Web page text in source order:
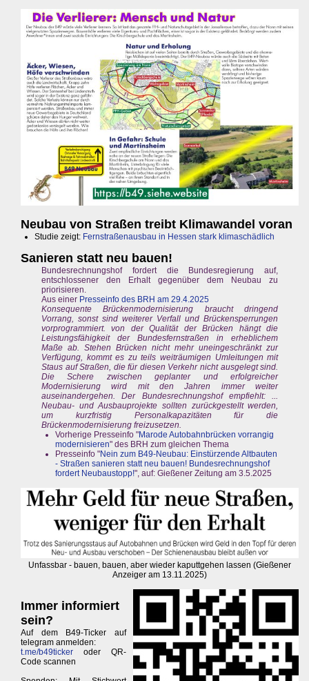
Neubau von Straßen treibt Klimawandel voran
Studie zeigt: Fernstraßenausbau in Hessen stark klimaschädlich
Sanieren statt neu bauen!
Bundesrechnungshof fordert die Bundesregierung auf,
entschlossener den Erhalt gegenüber dem Neubau zu
priorisieren.
Aus einer Presseinfo des BRH am 29.4.2025
Konsequente Brückenmodernisierung braucht dringend
Vorrang, sonst sind weiterer Verfall und Brückensperrungen
vorprogrammiert. von der Qualität der Brücken hängt die
Leistungsfähigkeit der Bundesfernstraßen in erheblichem
Maße ab. Stehen Brücken nicht mehr uneingeschränkt zur
Verfügung, kommt es zu teils weiträumigen Umleitungen mit
Staus auf Straßen, die für diesen Verkehr nicht ausgelegt sind.
Die Schere zwischen geplanter und erfolgreicher
Modernisierung wird mit den Jahren immer weiter
auseinandergehen. Der Bundesrechnungshof empfiehlt: ...
Neubau- und Ausbauprojekte sollten zurückgestellt werden,
um kurzfristig Personalkapazitäten für die
Brückenmodernisierung freizusetzen.
Vorherige Presseinfo "Marode Autobahnbrücken vorrangig
modernisieren" des BRH zum gleichen Thema
Presseinfo "Nein zum B49-Neubau: Einstürzende Altbauten
- Straßen sanieren statt neu bauen! Bundesrechnungshof
fordert Neubaustopp!", auf: Gießener Zeitung am 3.5.2025
Unfassbar - bauen, bauen, aber wieder kaputtgehen lassen (Gießener
Anzeiger am 13.11.2025)
Immer informiert
sein?
Auf dem B49-Ticker auf
telegram anmelden:
t.me/b49ticker oder QR-
Code scannen